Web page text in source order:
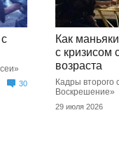
30
Как
с кризисом
возраста
Кадры второго
Воскрешение»
29 июля 2026